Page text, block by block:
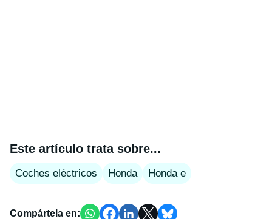
Este artículo trata sobre...
Coches eléctricos Honda Honda e
Compártela en: